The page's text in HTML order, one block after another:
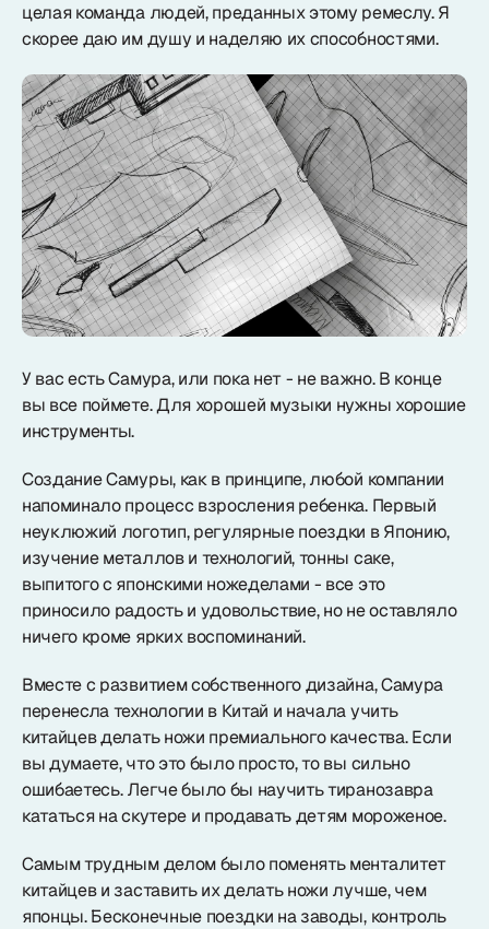
Доставка
О нас
+7 (985) 682 65 26
Интернет-магазин (пн-пт 9-18)
+7 (495) 280 73 80
Интернет-магазин
Problem@samura.ru
По вопросам качества
целая команда людей, преданных этому ремеслу. Я
скорее даю им душу и наделяю их способностями.
У вас есть Самура, или пока нет - не важно. В конце
вы все поймете. Для хорошей музыки нужны хорошие
инструменты.
Создание Самуры, как в принципе, любой компании
напоминало процесс взросления ребенка. Первый
неуклюжий логотип, регулярные поездки в Японию,
изучение металлов и технологий, тонны саке,
выпитого с японскими ножеделами - все это
приносило радость и удовольствие, но не оставляло
ничего кроме ярких воспоминаний.
Вместе с развитием собственного дизайна, Самура
перенесла технологии в Китай и начала учить
китайцев делать ножи премиального качества. Если
вы думаете, что это было просто, то вы сильно
ошибаетесь. Легче было бы научить тиранозавра
кататься на скутере и продавать детям мороженое.
Самым трудным делом было поменять менталитет
китайцев и заставить их делать ножи лучше, чем
японцы. Бесконечные поездки на заводы, контроль